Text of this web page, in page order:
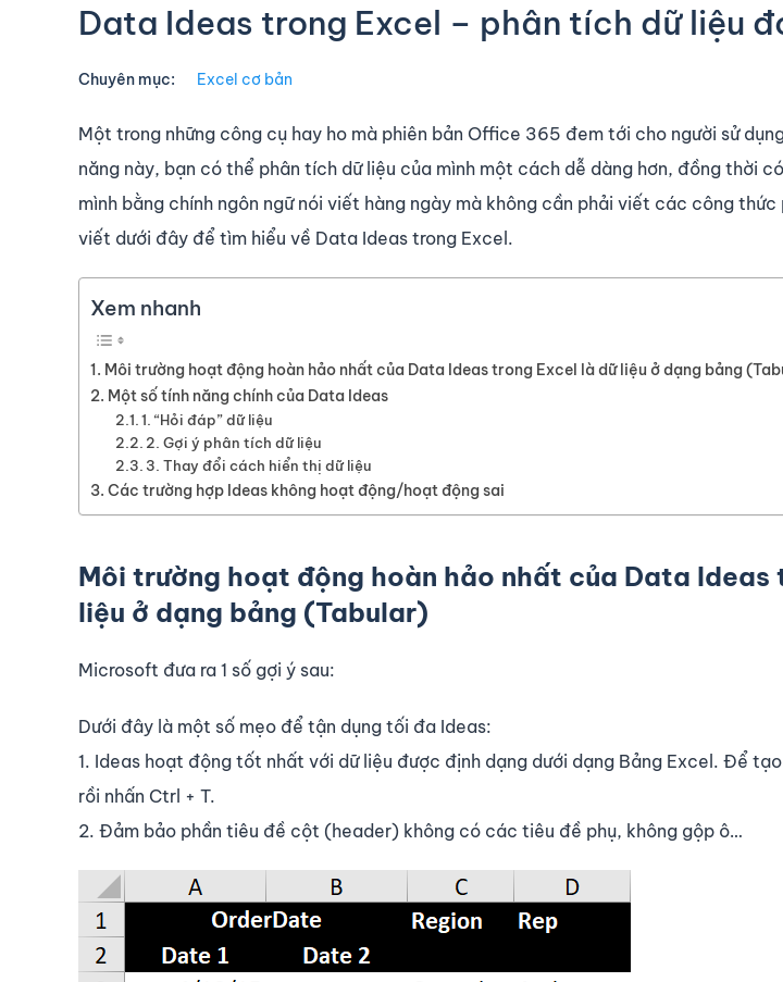
Data Ideas trong Excel – phân tích dữ liệu
Chuyên mục: Excel cơ bản
Một trong những công cụ hay ho mà phiên bản Office 365 đem tới cho người sử
năng này, bạn có thể phân tích dữ liệu của mình một cách dễ dàng hơn, đồng thời
mình bằng chính ngôn ngữ nói viết hàng ngày mà không cần phải viết các công
viết dưới đây để tìm hiểu về Data Ideas trong Excel.
Xem nhanh
Môi trường hoạt động hoàn hảo nhất của Data Ideas trong Excel là dữ liệu ở dạng bảng
Một số tính năng chính của Data Ideas
1. “Hỏi đáp” dữ liệu
2. Gợi ý phân tích dữ liệu
3. Thay đổi cách hiển thị dữ liệu
Các trường hợp Ideas không hoạt động/hoạt động sai
Môi trường hoạt động hoàn hảo nhất của Data Ideas
liệu ở dạng bảng (Tabular)
Microsoft đưa ra 1 số gợi ý sau:
Dưới đây là một số mẹo để tận dụng tối đa Ideas:
1. Ideas hoạt động tốt nhất với dữ liệu được định dạng dưới dạng Bảng Excel. Để
rồi nhấn Ctrl + T.
2. Đảm bảo phần tiêu đề cột (header) không có các tiêu đề phụ, không gộp ô…